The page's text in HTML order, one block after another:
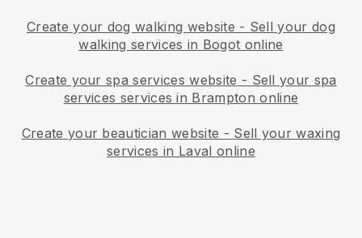
Create your dog walking website - Sell your dog
walking services in Bogot online
Create your spa services website - Sell your spa
services services in Brampton online
Create your beautician website - Sell your waxing
services in Laval online